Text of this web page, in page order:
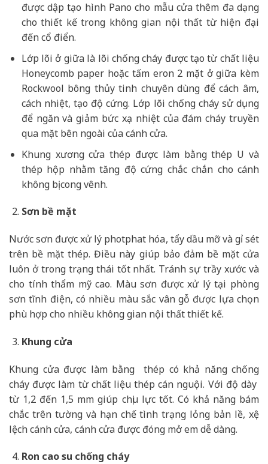
được dập tạo hình Pano cho mẫu cửa thêm đa dạng
cho thiết kế trong không gian nội thất từ hiện đại
đến cổ điển.
Lớp lõi ở giữa là lõi chống cháy được tạo từ chất liệu
Honeycomb paper hoặc tấm eron 2 mặt ở giữa kèm
Rockwool bông thủy tinh chuyên dùng để cách âm,
cách nhiệt, tạo độ cứng. Lớp lõi chống cháy sử dụng
để ngăn và giảm bức xạ nhiệt của đám cháy truyền
qua mặt bên ngoài của cánh cửa.
Khung xương cửa thép được làm bằng thép U và
thép hộp nhằm tăng độ cứng chắc chắn cho cánh
không bị cong vênh.
Sơn bề mặt
Nước sơn được xử lý photphat hóa, tẩy dầu mỡ và gỉ sét
trên bề mặt thép. Điều này giúp bảo đảm bề mặt cửa
luôn ở trong trạng thái tốt nhất. Tránh sự trầy xước và
cho tính thẩm mỹ cao. Màu sơn được xử lý tại phòng
sơn tĩnh điện, có nhiều màu sắc vân gỗ được lựa chọn
phù hợp cho nhiều không gian nội thất thiết kế.
Khung cửa
Khung cửa được làm bằng thép có khả năng chống
cháy được làm từ chất liệu thép cán nguội. Với độ dày
từ 1,2 đến 1,5 mm giúp chịu lực tốt. Có khả năng bám
chắc trên tường và hạn chế tình trạng lỏng bản lề, xệ
lệch cánh cửa, cánh cửa được đóng mở em dễ dàng.
Ron cao su chống cháy